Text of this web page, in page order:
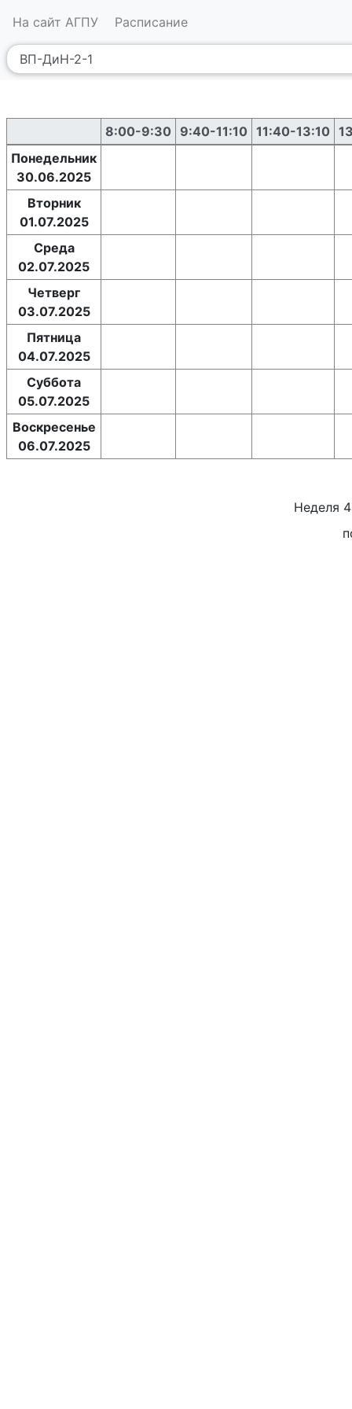
На сайт АГПУ Расписание
8:00-9:30 9:40-11:10 11:40-13:10
Понедельник
30.06.2025
Вторник
01.07.2025
Среда
02.07.2025
Четверг
03.07.2025
Пятница
04.07.2025
Суббота
05.07.2025
Воскресенье
06.07.2025
Неделя